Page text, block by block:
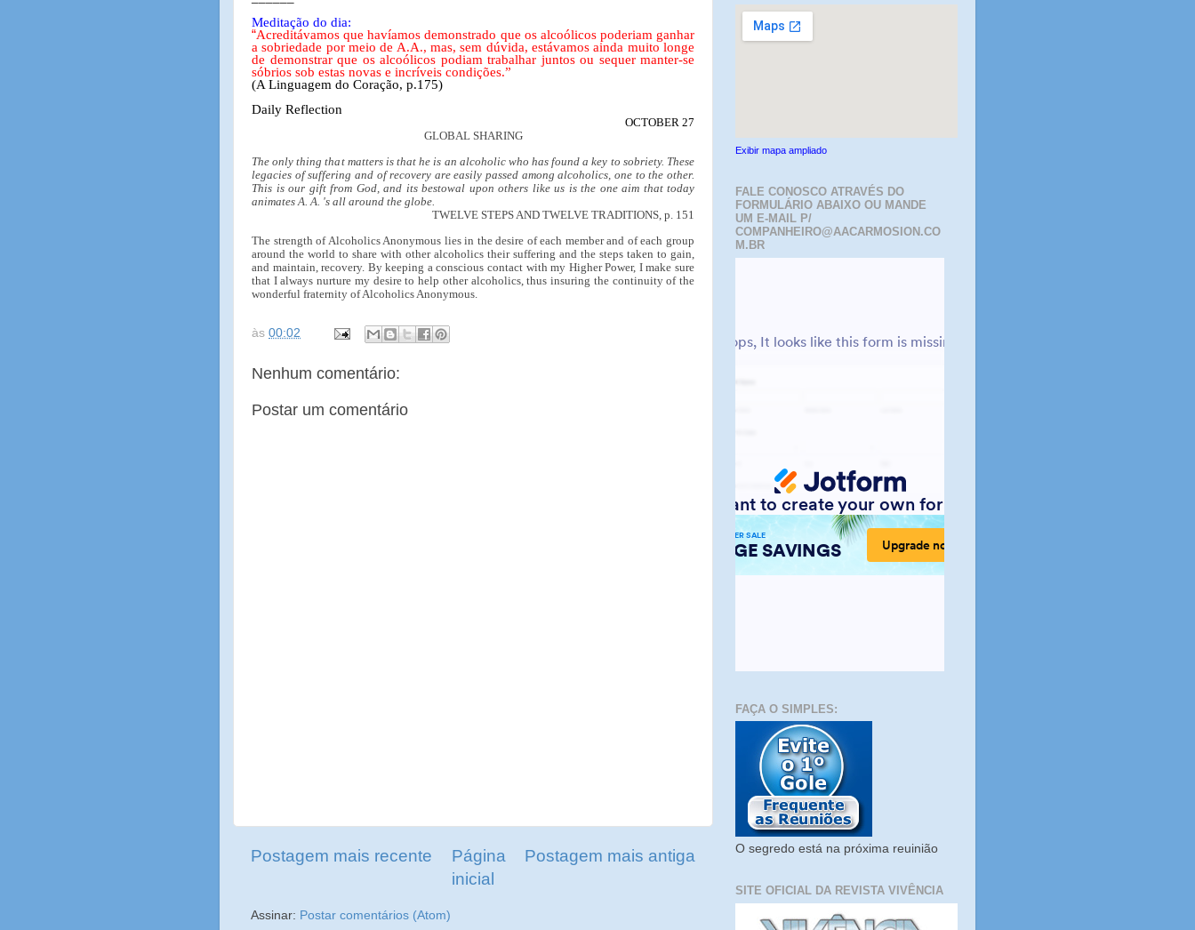
Meditação do dia:
“Acreditávamos que havíamos demonstrado que os alcoólicos poderiam ganhar
a sobriedade por meio de A.A., mas, sem dúvida, estávamos ainda muito longe
de demonstrar que os alcoólicos podiam trabalhar juntos ou sequer manter-se
sóbrios sob estas novas e incríveis condições.”
(A Linguagem do Coração, p.175)
Daily Reflection
OCTOBER 27
GLOBAL SHARING
The only thing that matters is that he is an alcoholic who has found a key to sobriety. These
legacies of suffering and of recovery are easily passed among alcoholics, one to the other.
This is our gift from God, and its bestowal upon others like us is the one aim that today
animates A. A. 's all around the globe.
TWELVE STEPS AND TWELVE TRADITIONS, p. 151
The strength of Alcoholics Anonymous lies in the desire of each member and of each group
around the world to share with other alcoholics their suffering and the steps taken to gain,
and maintain, recovery. By keeping a conscious contact with my Higher Power, I make sure
that I always nurture my desire to help other alcoholics, thus insuring the continuity of the
wonderful fraternity of Alcoholics Anonymous.
às 00:02
Nenhum comentário:
Postar um comentário
Postagem mais recente Postagem mais antiga
Página
inicial
Assinar: Postar comentários (Atom)
Exibir mapa ampliado
FALE CONOSCO ATRAVÉS DO
FORMULÁRIO ABAIXO OU MANDE
UM E-MAIL P/
COMPANHEIRO@AACARMOSION.CO
M.BR
FAÇA O SIMPLES:
O segredo está na próxima reuinião
SITE OFICIAL DA REVISTA VIVÊNCIA